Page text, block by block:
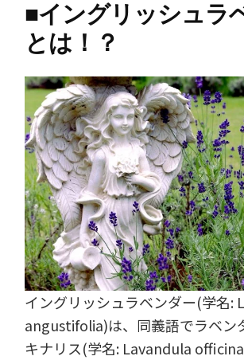
■イングリッシュラ
とは！？
イングリッシュラベンダー(学名:
angustifolia)は、同義語でラベン
キナリス(学名: Lavandula